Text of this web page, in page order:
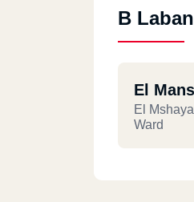
B
El
El
Ward